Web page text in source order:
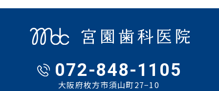
072-848-1105
大阪府枚方市須山町27−10